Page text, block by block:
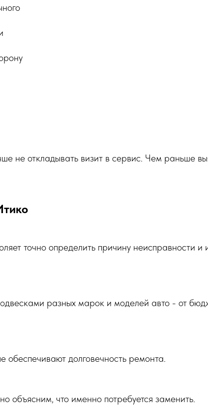
не откладывать визит в сервис. Чем раньше
точно определить причину неисправности и
разных марок и моделей авто - от
долговечность ремонта.
объясним, что именно потребуется заменить.